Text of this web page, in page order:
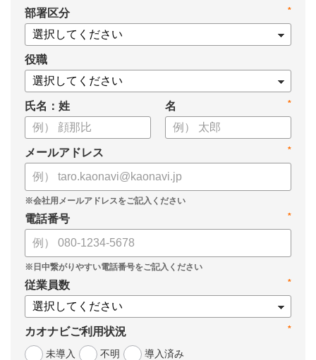
・タレントマネジメントシステム導入を検討する際の10個の選
定ポイント
・システム導入までの3つのステップ
についてまとめています。ぜひお役立てください。
*
部署区分
役職
氏名：姓 *
名
*
メールアドレス
*
電話番号
*
従業員数
*
カオナビご利用状況
未導入
不明 導入済み